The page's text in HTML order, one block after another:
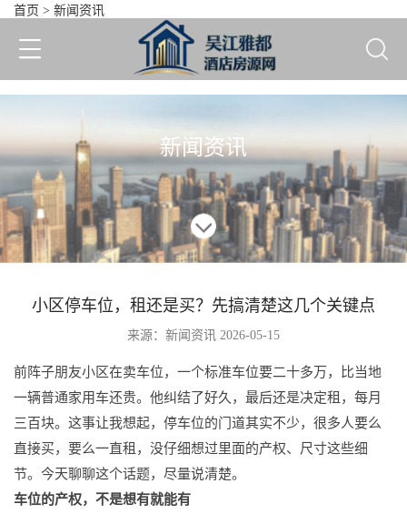
首页 > 新闻资讯
小区停车位，租还是买？先
新闻资讯
小区停车位，租还是买？先搞清楚这几个关键点
来源：新闻资讯 2026-05-15
前阵子朋友小区在卖车位，一个标准车位要二十多万，比当地
一辆普通家用车还贵。他纠结了好久，最后还是决定租，每月
三百块。这事让我想起，停车位的门道其实不少，很多人要么
直接买，要么一直租，没仔细想过里面的产权、尺寸这些细
节。今天聊聊这个话题，尽量说清楚。
车位的产权，不是想有就能有